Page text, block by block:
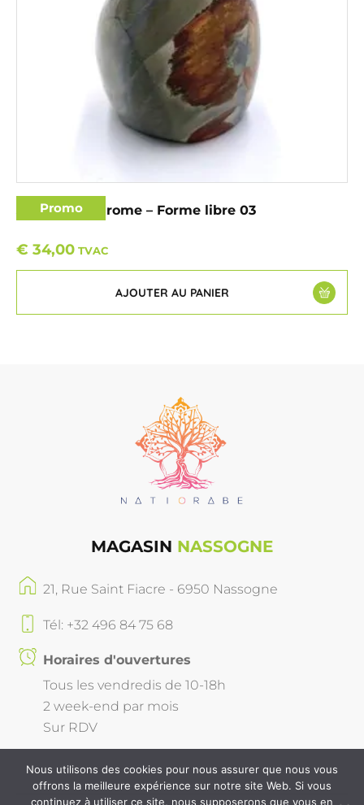
Promo
Jaspe Polychrome – Forme libre 03
€ 34,00 TVAC
AJOUTER AU PANIER
MAGASIN NASSOGNE
21, Rue Saint Fiacre - 6950 Nassogne
Tél: +32 496 84 75 68
Horaires d'ouvertures
Tous les vendredis de 10-18h
2 week-end par mois
Sur RDV
Nous utilisons des cookies pour nous assurer que nous vous
offrons la meilleure expérience sur notre site Web. Si vous
continuez à utiliser ce site, nous supposerons que vous en